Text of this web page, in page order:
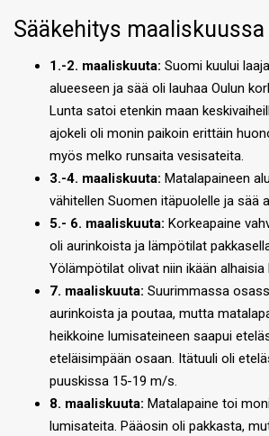
Sääkehitys maaliskuussa
1.-2. maaliskuuta: Suomi kuului
alueeseen ja sää oli lauhaa Oulun
Lunta satoi etenkin maan
ajokeli oli monin paikoin erittäin
myös melko runsaita vesisateita.
3.-4. maaliskuuta: Matalapaineen
vähitellen Suomen itäpuolelle ja sää
5.- 6. maaliskuuta: Korkeapaine
oli aurinkoista ja lämpötilat
Yölämpötilat olivat niin ikään
7. maaliskuuta: Suurimmassa
aurinkoista ja poutaa, mutta
heikkoine lumisateineen saapui
eteläisimpään osaan. Itätuuli oli
puuskissa 15-19 m/s.
8. maaliskuuta: Matalapaine toi
lumisateita. Pääosin oli pakkasta,